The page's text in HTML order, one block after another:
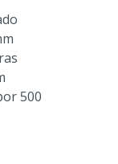
500